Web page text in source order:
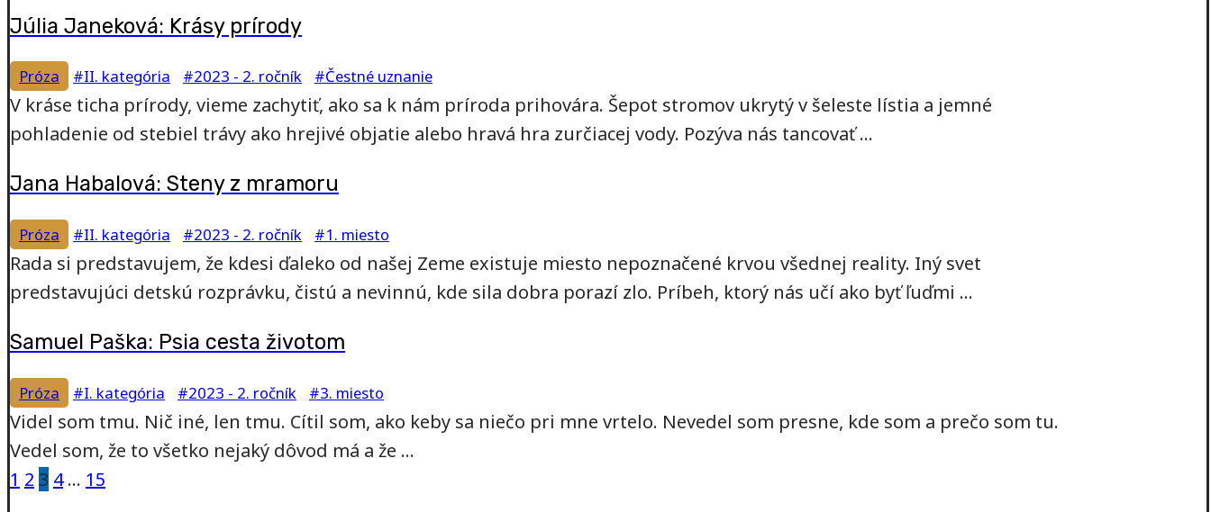
Júlia Janeková: Krásy prírody
Próza #II. kategória #2023 - 2. ročník #Čestné uznanie
V kráse ticha prírody, vieme zachytiť, ako sa k nám príroda prihovára. Šepot stromov ukrytý v šeleste lístia a jemné
pohladenie od stebiel trávy ako hrejivé objatie alebo hravá hra zurčiacej vody. Pozýva nás tancovať ...
Jana Habalová: Steny z mramoru
Próza #II. kategória #2023 - 2. ročník #1. miesto
Rada si predstavujem, že kdesi ďaleko od našej Zeme existuje miesto nepoznačené krvou všednej reality. Iný svet
predstavujúci detskú rozprávku, čistú a nevinnú, kde sila dobra porazí zlo. Príbeh, ktorý nás učí ako byť ľuďmi ...
Samuel Paška: Psia cesta životom
Próza #I. kategória #2023 - 2. ročník #3. miesto
Videl som tmu. Nič iné, len tmu. Cítil som, ako keby sa niečo pri mne vrtelo. Nevedel som presne, kde som a prečo som tu.
Vedel som, že to všetko nejaký dôvod má a že ...
Stránkovanie
1 2 3 4 … 15